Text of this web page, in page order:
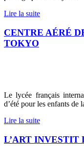
Lire la suite
CENTRE AÉRÉ
TOKYO
Le lycée français
d’été pour les enfants de
Lire la suite
L’ART INVESTIT